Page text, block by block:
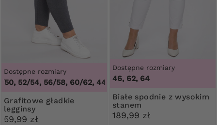
Dostępne rozmiary
52/54, 56/58, 60/62,44/46, 48/50, 52/54, 56/58, 60/62
Grafitowe gładkie
legginsy
59,99 zł
Dostępne rozmiary
46, 62, 64
Białe spodnie z wysokim
stanem
189,99 zł